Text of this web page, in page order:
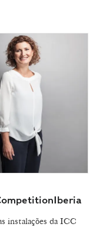
instalações da ICC